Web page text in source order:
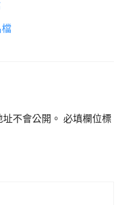
檔
不會公開。 必填欄位標